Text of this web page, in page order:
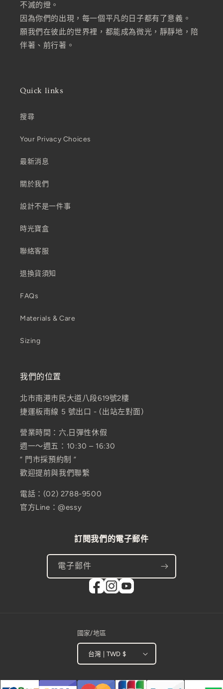
不滅的燈。
因為你們的出現，每一個平凡的日子都有了意義。
願我們在彼此的世界裡，都能成為微光，靜靜地，陪
伴著、前行著。
Quick links
搜尋
Your Privacy Choices
最新消息
關於我們
設計不是一件事
時光寶盒
聯絡客服
退換貨須知
FAQs
Materials & Care
Sizing
我們的位置
北市南港市民大道八段619號2樓
捷運板南線 5 號出口 - (出站左對面)
營業時間：六,日彈性休假
週一～週五：10:30 – 16:30
” 門市採預約制 ”
歡迎提前與我們聯繫
電話：(02) 2788-9500
官方Line：@essy
訂閱我們的電子郵件
電子郵件
國家/地區
台灣 | TWD $
付